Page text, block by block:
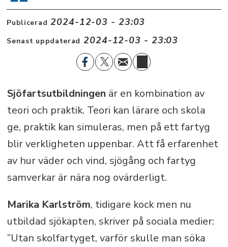
Publicerad 2024-12-03 - 23:03
Senast uppdaterad 2024-12-03 - 23:03
Sjöfartsutbildningen är en kombination av
teori och praktik. Teori kan lärare och skola
ge, praktik kan simuleras, men på ett fartyg
blir verkligheten uppenbar. Att få erfarenhet
av hur väder och vind, sjögång och fartyg
samverkar är nära nog ovärderligt.
Marika Karlström, tidigare kock men nu
utbildad sjökapten, skriver på sociala medier:
”Utan skolfartyget, varför skulle man söka